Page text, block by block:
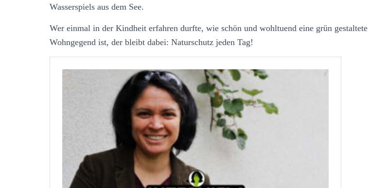
Wasserspiels aus dem See.
Wer einmal in der Kindheit erfahren durfte, wie schön und wohltuend eine grün gestaltete
Wohngegend ist, der bleibt dabei: Naturschutz jeden Tag!